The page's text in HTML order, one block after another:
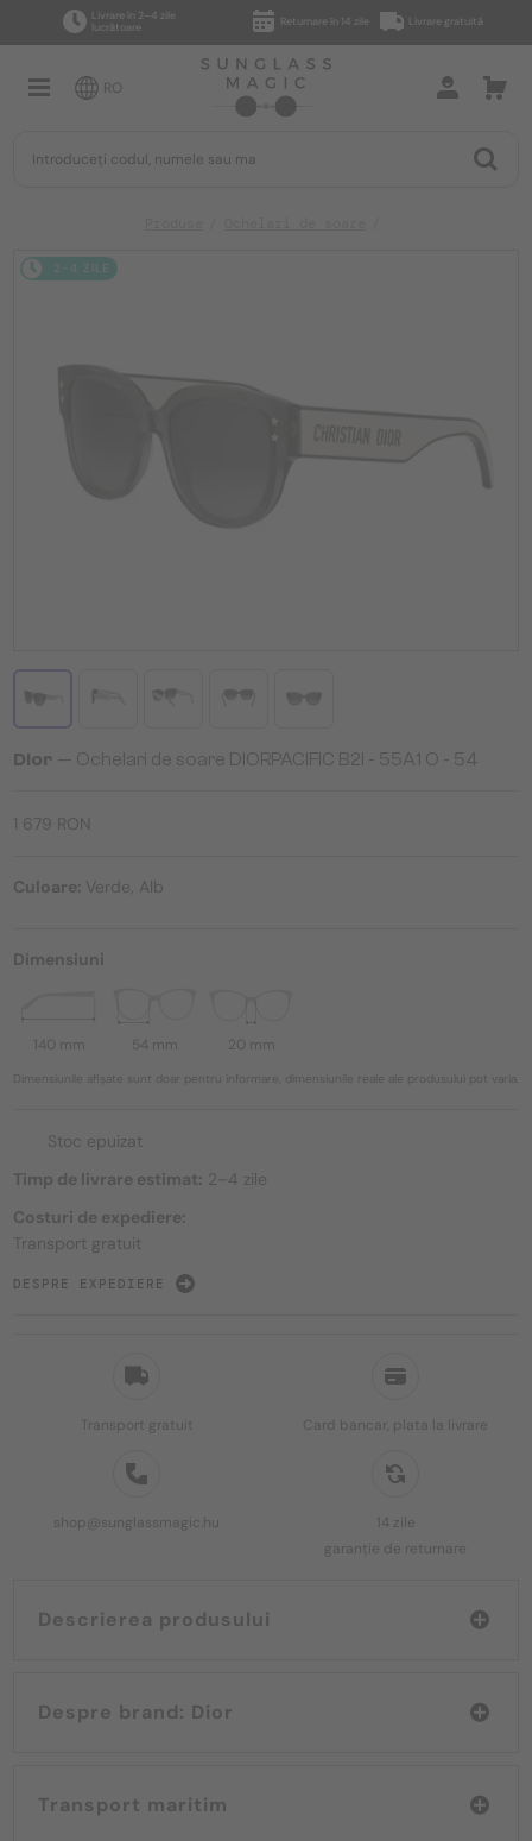
Livrare în 2–4 zile
lucrătoare
Returnare în 14 zile Livrare gratuită
RO
Transport gratuit Card bancar, plata la livrare
shop@sunglassmagic.hu
14 zile
garanție de returnare
Descrierea produsului
Despre brand: Dior
Transport maritim
2-4 ZILE
Dior — Ochelari de soare DIORPACIFIC B2I - 55A1 O - 54
1 679 RON
Culoare: Verde, Alb
Dimensiuni
140 mm 54 mm 20 mm
Dimensiunile afișate sunt doar pentru informare, dimensiunile reale ale produsului pot varia.
Stoc epuizat
Timp de livrare estimat: 2–4 zile
Costuri de expediere:
Transport gratuit
DESPRE EXPEDIERE